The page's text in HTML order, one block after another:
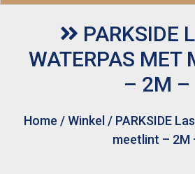
PARKSIDE
WATERPAS MET
– 2M –
Home /Winkel / PARKSIDE
meetlint – 2M